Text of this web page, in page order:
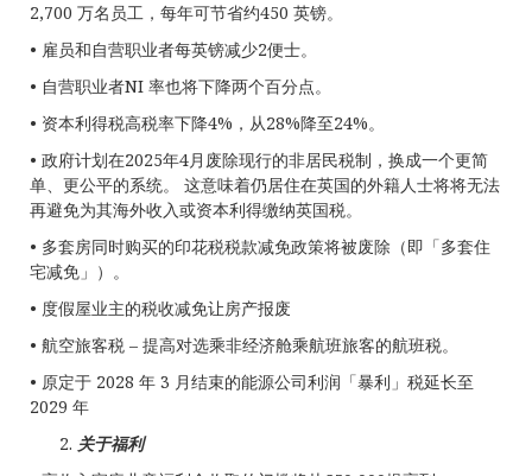
2,700 万名员工，每年可节省约450 英镑。
• 雇员和自营职业者每英镑减少2便士。
• 自营职业者NI 率也将下降两个百分点。
• 资本利得税高税率下降4%，从28%降至24%。
• 政府计划在2025年4月废除现行的非居民税制，换成一个更简
单、更公平的系统。 这意味着仍居住在英国的外籍人士将将无法
再避免为其海外收入或资本利得缴纳英国税。
• 多套房同时购买的印花税税款减免政策将被废除（即「多套住
宅减免」）。
• 度假屋业主的税收减免让房产报废
• 航空旅客税 – 提高对选乘非经济舱乘航班旅客的航班税。
• 原定于 2028 年 3 月结束的能源公司利润「暴利」税延长至
2029 年
关于福利